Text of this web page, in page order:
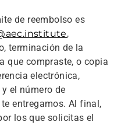
de reembolso es
,
terminación de la
que compraste, o copia
electrónica,
el número de
entregamos. Al final,
los que solicitas el